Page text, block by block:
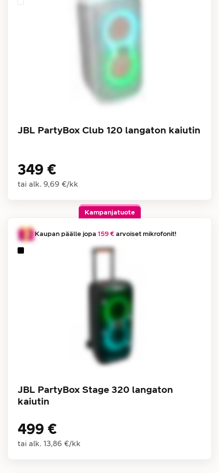
JBL PartyBox Club 120 langaton kaiutin
349 €
tai alk. 9,69 €/kk
Kampanjatuote
Kaupan päälle jopa 159 €arvoiset mikrofonit!
JBL PartyBox Stage 320 langaton
kaiutin
499 €
tai alk. 13,86 €/kk